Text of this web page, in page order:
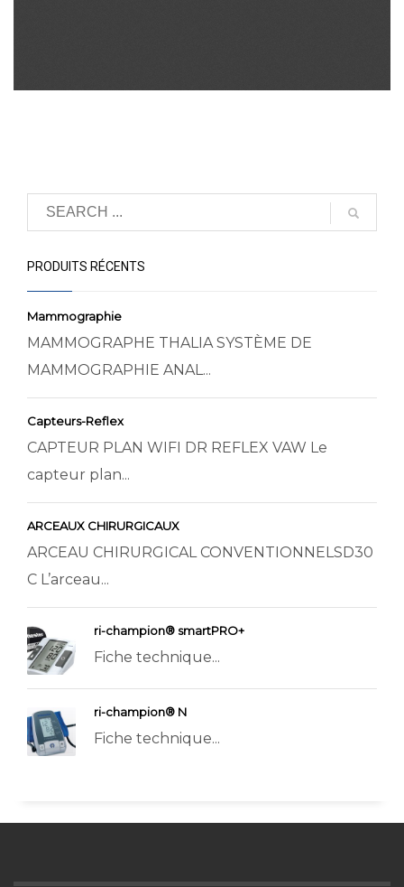
PRODUITS RÉCENTS
Mammographie
MAMMOGRAPHE THALIA SYSTÈME DE
MAMMOGRAPHIE ANAL...
Capteurs-Reflex
CAPTEUR PLAN WIFI DR REFLEX VAW Le
capteur plan...
ARCEAUX CHIRURGICAUX
ARCEAU CHIRURGICAL CONVENTIONNELSD30
C L’arceau...
ri-champion® smartPRO+
Fiche technique...
ri-champion® N
Fiche technique...